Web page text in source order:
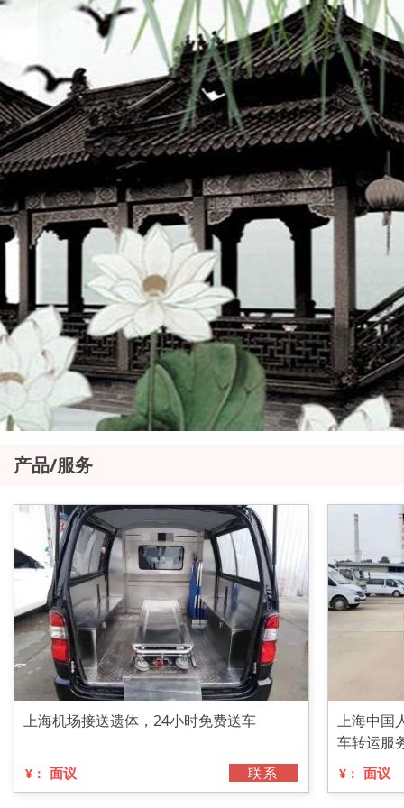
产品/服务
上海机场接送遗体，24小时免费送车
¥： 面议 联系
上海中国
车转运服
¥： 面议